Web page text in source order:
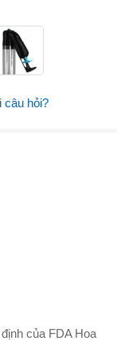
câu hỏi?
của FDA Hoa